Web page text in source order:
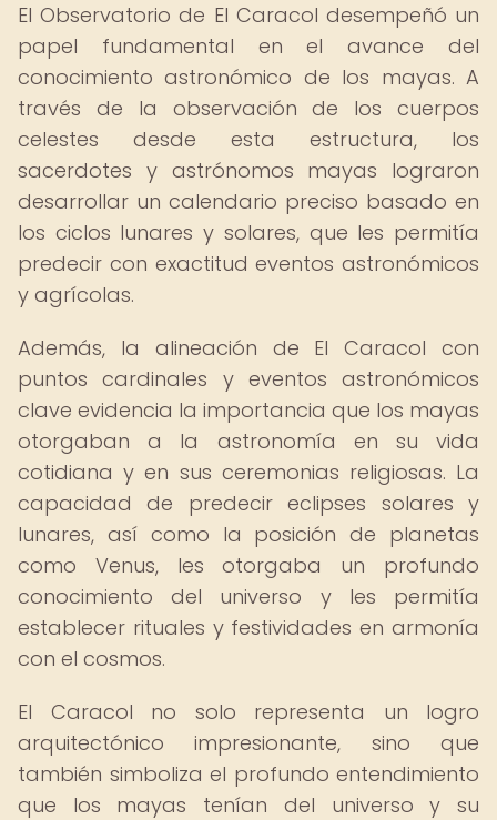
El Observatorio de El Caracol desempeñó un
papel fundamental en el avance del
conocimiento astronómico de los mayas. A
través de la observación de los cuerpos
celestes desde esta estructura, los
sacerdotes y astrónomos mayas lograron
desarrollar un calendario preciso basado en
los ciclos lunares y solares, que les permitía
predecir con exactitud eventos astronómicos
y agrícolas.
Además, la alineación de El Caracol con
puntos cardinales y eventos astronómicos
clave evidencia la importancia que los mayas
otorgaban a la astronomía en su vida
cotidiana y en sus ceremonias religiosas. La
capacidad de predecir eclipses solares y
lunares, así como la posición de planetas
como Venus, les otorgaba un profundo
conocimiento del universo y les permitía
establecer rituales y festividades en armonía
con el cosmos.
El Caracol no solo representa un logro
arquitectónico impresionante, sino que
también simboliza el profundo entendimiento
que los mayas tenían del universo y su